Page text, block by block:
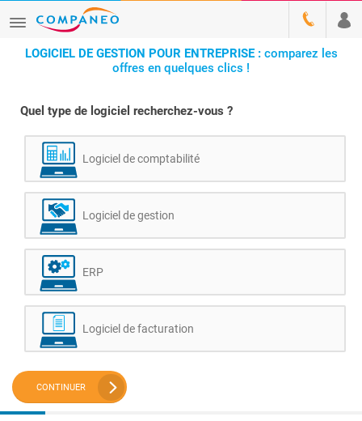
LOGICIEL DE GESTION POUR ENTREPRISE : comparez les
offres en quelques clics !
Quel type de logiciel recherchez-vous ?
Logiciel de comptabilité
Logiciel de gestion
ERP
Logiciel de facturation
CONTINUER